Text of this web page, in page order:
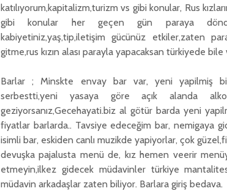
katılıyorum,kapitalizm,turizm vs gibi konular, Rus
gibi konular her geçen gün paraya
kabiyetiniz,yaş,tip,iletişim gücünüz etkiler,zaten
gitme,rus kızın alası parayla yapacaksan türkiyede bile
Barlar ; Minskte envay bar var, yeni yapilmiş
serbestti,yeni yasaya göre açık alanda
geziyorsanız,Gecehayati.biz al götür barda yeni
fiyatlar barlarda.. Tavsiye edeceğim bar, nemigaya
isimli bar, eskiden canlı muzikde yapiyorlar, çok
devuşka pajalusta menü de, kız hemen veerir
etmeyin,ilkez gidecek müdavinler türkiye
müdavin arkadaşlar zaten biliyor. Barlara giriş bedava.